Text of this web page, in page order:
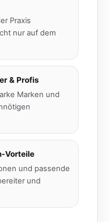
Praxis
nur auf dem
& Profis
Marken und
Vorteile
und passende
und